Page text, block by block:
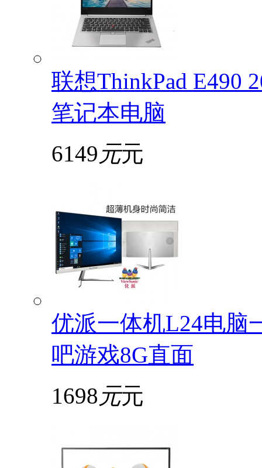
联想ThinkPad E490
笔记本电脑
6149 元元
优派一体机L24电脑
吧游戏8G直面
1698 元元